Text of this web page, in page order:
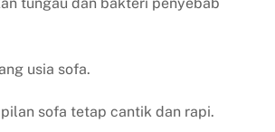
usia sofa.
sofa tetap cantik dan rapi.